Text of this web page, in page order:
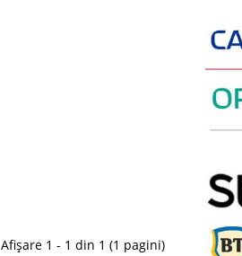
Afișare 1 - 1 din 1 (1 pagini)